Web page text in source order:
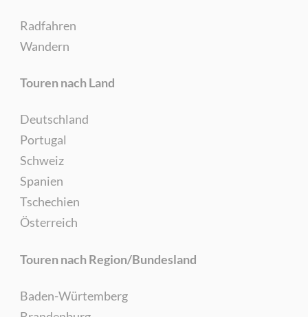
Radfahren
Wandern
Touren nach Land
Deutschland
Portugal
Schweiz
Spanien
Tschechien
Österreich
Touren nach Region/Bundesland
Baden-Würtemberg